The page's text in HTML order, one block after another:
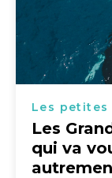
Les
Les
qui va